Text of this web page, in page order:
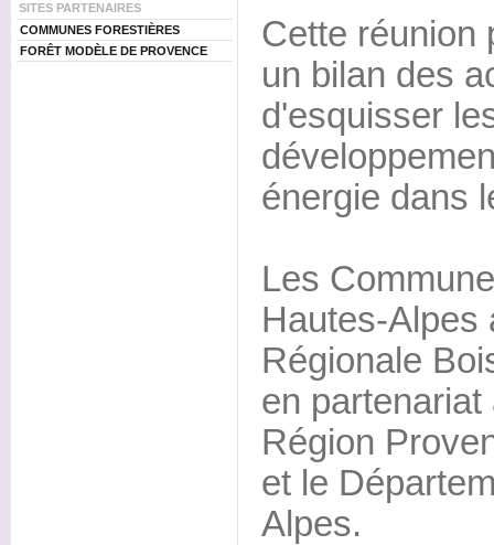
SITES PARTENAIRES
COMMUNES FORESTIÈRES
FORÊT MODÈLE DE PROVENCE
Cette réunion
un bilan des
d'esquisser
énergie dans
Les
Hautes-Alpes
Régionale
en
Région
et le
Alpes.